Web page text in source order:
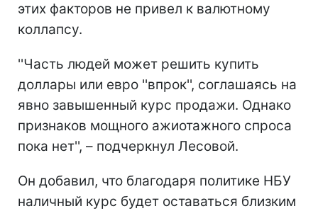
этих факторов не привел к валютному
коллапсу.
''Часть людей может решить купить
доллары или евро ''впрок'', соглашаясь на
явно завышенный курс продажи. Однако
признаков мощного ажиотажного спроса
пока нет'', – подчеркнул Лесовой.
Он добавил, что благодаря политике НБУ
наличный курс будет оставаться близким